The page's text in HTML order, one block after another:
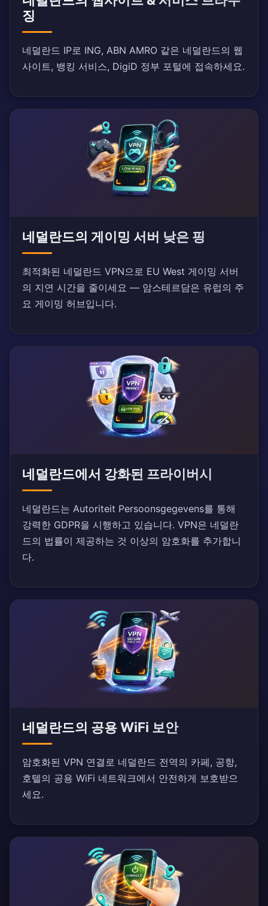
징
네덜란드 IP로 ING, ABN AMRO 같은 네덜란드의 웹
사이트, 뱅킹 서비스, DigiD 정부 포털에 접속하세요.
네덜란드의 게이밍 서버 낮은 핑
최적화된 네덜란드 VPN으로 EU West 게이밍 서버
의 지연 시간을 줄이세요 — 암스테르담은 유럽의 주
요 게이밍 허브입니다.
네덜란드에서 강화된 프라이버시
네덜란드는 Autoriteit Persoonsgegevens를 통해
강력한 GDPR을 시행하고 있습니다. VPN은 네덜란
드의 법률이 제공하는 것 이상의 암호화를 추가합니
다.
네덜란드의 공용 WiFi 보안
암호화된 VPN 연결로 네덜란드 전역의 카페, 공항,
호텔의 공용 WiFi 네트워크에서 안전하게 보호받으
세요.